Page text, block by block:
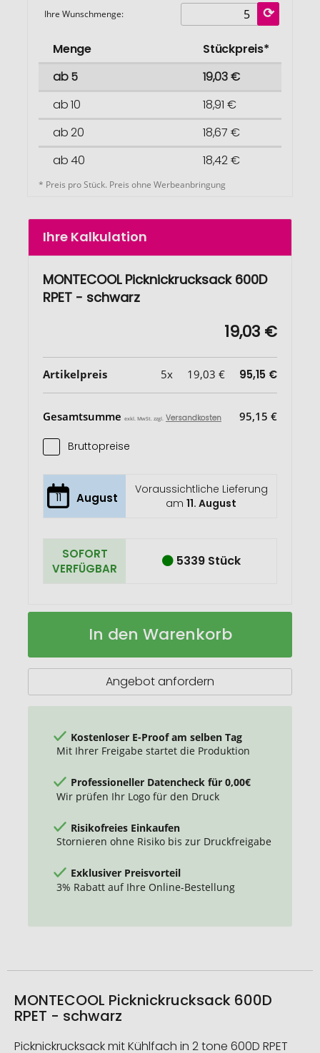
Ihre Wunschmenge:
Menge
Stückpreis*
ab 5
19,03 €
ab 10
18,91 €
ab 20
18,67 €
ab 40
18,42 €
* Preis pro Stück. Preis ohne Werbeanbringung
Ihre Kalkulation
MONTECOOL Picknickrucksack 600D
RPET - schwarz
19,03 €
Artikelpreis 5x 19,03 € 95,15 €
Gesamtsumme exkl. MwSt. zzgl. Versandkosten 95,15 €
Bruttopreise
11 August
Voraussichtliche Lieferung
am11. August
SOFORT
VERFÜGBAR
5339 Stück
MONTECOOL
Picknickrucksack
RPET
Auf
In den Warenkorb
Angebot anfordern
Kostenloser E-Proof am selben Tag
Mit Ihrer Freigabe startet die Produktion
Professioneller Datencheck für 0,00€
Wir prüfen Ihr Logo für den Druck
Risikofreies Einkaufen
Stornieren ohne Risiko bis zur Druckfreigabe
Exklusiver Preisvorteil
3% Rabatt auf Ihre Online-Bestellung
MONTECOOL Picknickrucksack 600D
RPET - schwarz
Picknickrucksack mit Kühlfach in 2 tone 600D RPET